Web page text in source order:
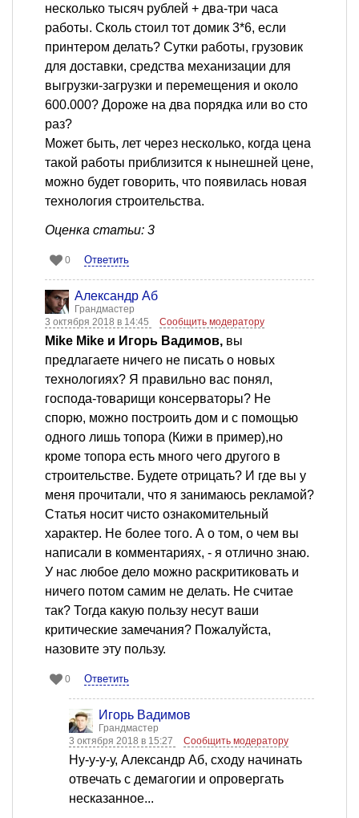
несколько тысяч рублей + два-три часа
работы. Сколь стоил тот домик 3*6, если
принтером делать? Сутки работы, грузовик
для доставки, средства механизации для
выгрузки-загрузки и перемещения и около
600.000? Дороже на два порядка или во сто
раз?
Может быть, лет через несколько, когда цена
такой работы приблизится к нынешней цене,
можно будет говорить, что появилась новая
технология строительства.
Оценка статьи: 3
0 Ответить
Александр Аб
Грандмастер
3 октября 2018 в 14:45
Сообщить модератору
Mike Mike и Игорь Вадимов, вы
предлагаете ничего не писать о новых
технологиях? Я правильно вас понял,
господа-товарищи консерваторы? Не
спорю, можно построить дом и с помощью
одного лишь топора (Кижи в пример),но
кроме топора есть много чего другого в
строительстве. Будете отрицать? И где вы у
меня прочитали, что я занимаюсь рекламой?
Статья носит чисто ознакомительный
характер. Не более того. А о том, о чем вы
написали в комментариях, - я отлично знаю.
У нас любое дело можно раскритиковать и
ничего потом самим не делать. Не считае
так? Тогда какую пользу несут ваши
критические замечания? Пожалуйста,
назовите эту пользу.
0 Ответить
Игорь Вадимов
Грандмастер
3 октября 2018 в 15:27
Сообщить модератору
Ну-у-у-у, Александр Аб, сходу начинать
отвечать с демагогии и опровергать
несказанное...